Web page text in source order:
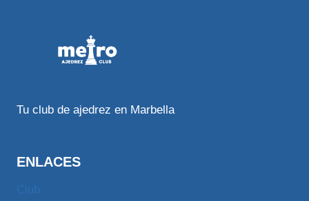
Tu club de ajedrez en Marbella
ENLACES